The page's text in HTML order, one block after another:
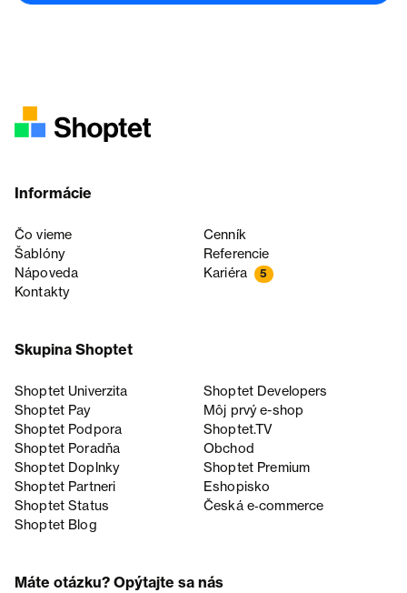
Informácie
Čo vieme
Cenník
Šablóny
Referencie
Nápoveda
Kariéra 5
Kontakty
Skupina Shoptet
Shoptet Univerzita
Shoptet Developers
Shoptet Pay
Môj prvý e-shop
Shoptet Podpora
Shoptet.TV
Shoptet Poradňa
Obchod
Shoptet Doplnky
Shoptet Premium
Shoptet Partneri
Eshopisko
Shoptet Status
Česká e‑commerce
Shoptet Blog
Máte otázku? Opýtajte sa nás